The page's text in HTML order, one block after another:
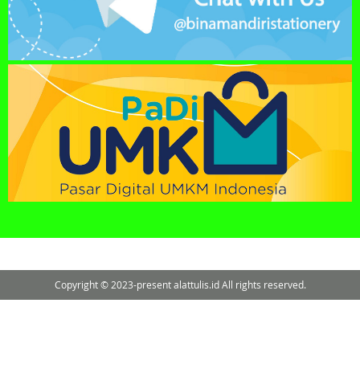
Copyright © 2023-present alattulis.id All rights reserved.